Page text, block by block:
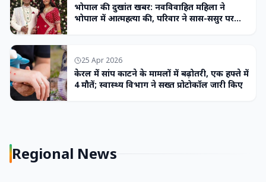
भोपाल की दुखांत खबर: नवविवाहित महिला ने
भोपाल में आत्महत्या की, परिवार ने सास-ससुर पर
25 Apr 2026
केरल में सांप काटने के मामलों में बढ़ोतरी, एक हफ्ते में
4 मौतें; स्वास्थ्य विभाग ने सख्त प्रोटोकॉल जारी किए
Regional News